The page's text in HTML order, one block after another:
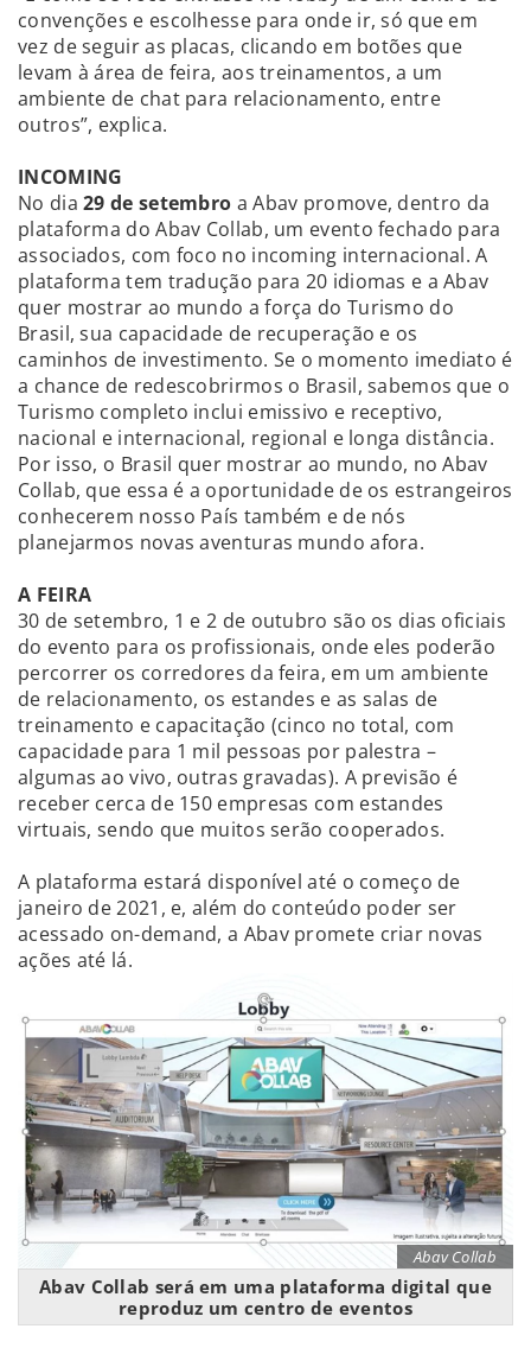
convenções e escolhesse para onde ir, só que em
vez de seguir as placas, clicando em botões que
levam à área de feira, aos treinamentos, a um
ambiente de chat para relacionamento, entre
outros”, explica.
INCOMING
No dia29 de setembro a Abav promove, dentro da
plataforma do Abav Collab, um evento fechado para
associados, com foco no incoming internacional. A
plataforma tem tradução para 20 idiomas e a Abav
quer mostrar ao mundo a força do Turismo do
Brasil, sua capacidade de recuperação e os
caminhos de investimento. Se o momento imediato é
a chance de redescobrirmos o Brasil, sabemos que o
Turismo completo inclui emissivo e receptivo,
nacional e internacional, regional e longa distância.
Por isso, o Brasil quer mostrar ao mundo, no Abav
Collab, que essa é a oportunidade de os estrangeiros
conhecerem nosso País também e de nós
planejarmos novas aventuras mundo afora.
A FEIRA
30 de setembro, 1 e 2 de outubro são os dias oficiais
do evento para os profissionais, onde eles poderão
percorrer os corredores da feira, em um ambiente
de relacionamento, os estandes e as salas de
treinamento e capacitação (cinco no total, com
capacidade para 1 mil pessoas por palestra –
algumas ao vivo, outras gravadas). A previsão é
receber cerca de 150 empresas com estandes
virtuais, sendo que muitos serão cooperados.
A plataforma estará disponível até o começo de
janeiro de 2021, e, além do conteúdo poder ser
acessado on-demand, a Abav promete criar novas
ações até lá.
Abav Collab
Abav Collab será em uma plataforma digital que
reproduz um centro de eventos